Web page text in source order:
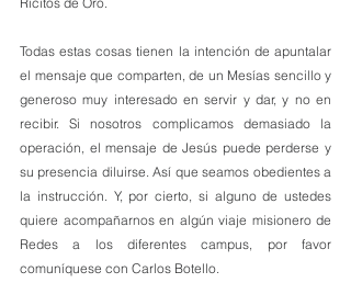
Todas estas cosas tienen la intención de apuntalar
el mensaje que comparten, de un Mesías sencillo y
generoso muy interesado en servir y dar, y no en
recibir. Si nosotros complicamos demasiado la
operación, el mensaje de Jesús puede perderse y
su presencia diluirse. Así que seamos obedientes a
la instrucción. Y, por cierto, si alguno de ustedes
quiere acompañarnos en algún viaje misionero de
Redes a los diferentes campus, por favor
comuníquese con Carlos Botello.